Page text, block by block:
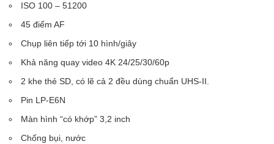
ISO 100 – 51200
45 điểm AF
Chụp liên tiếp tới 10 hình/giây
Khả năng quay video 4K 24/25/30/60p
2 khe thẻ SD, có lẽ cả 2 đều dùng chuẩn UHS-II.
Pin LP-E6N
Màn hình “có khớp” 3,2 inch
Chống bụi, nước